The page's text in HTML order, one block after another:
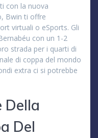
con la nuova
Bwin ti offre
virtuali o eSports. Gli
con un 1-2
strada per i quarti di
di coppa del mondo
extra ci si potrebbe
Della
Del